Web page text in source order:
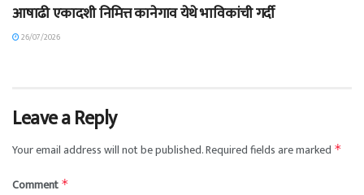
आषाढी एकादशी निमित्त कानेगाव येथे भाविकांची गर्दी
26/07/2026
Leave a Reply
Your email address will not be published.Required fields are marked *
Comment *